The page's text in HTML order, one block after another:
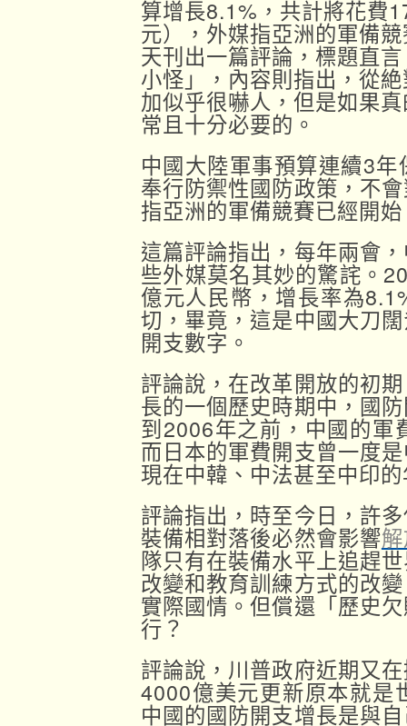
算增長8.1%，共計將花費
元），外媒指亞洲的軍備
天刊出一篇評論，標題直
小怪」，內容則指出，從
加似乎很嚇人，但是如果
常且十分必要的。
中國大陸軍事預算連續3
奉行防禦性國防政策，不
指亞洲的軍備競賽已經開
這篇評論指出，每年兩會
些外媒莫名其妙的驚詫。
億元人民幣，增長率為
切，畢竟，這是中國大刀
開支數字。
評論說，在改革開放的初
長的一個歷史時期中，國
到2006年之前，中國的軍
而日本的軍費開支曾一度
現在中韓、中法甚至中印
評論指出，時至今日，許
裝備相對落後必然會影響
隊只有在裝備水平上追趕
改變和教育訓練方式的改
實際國情。但償還「歷史
行？
評論說，川普政府近期又
4000億美元更新原本就是
中國的國防開支增長是與